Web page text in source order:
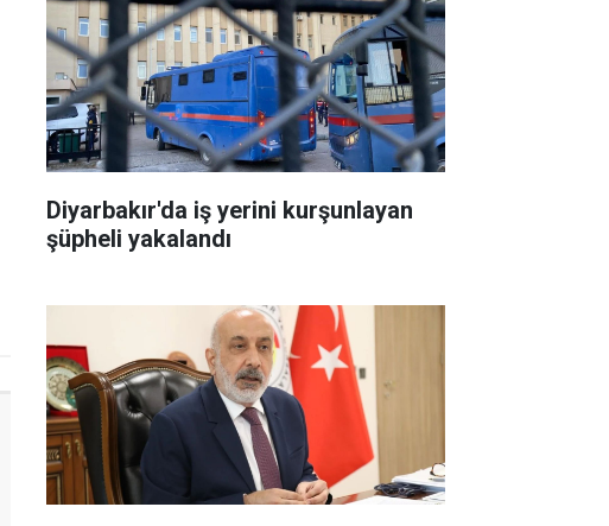
Diyarbakır'da iş yerini kurşunlayan
şüpheli yakalandı